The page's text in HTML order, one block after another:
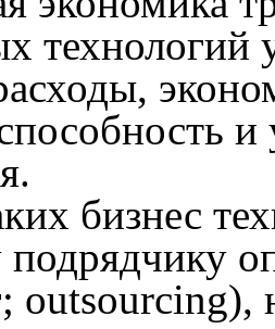
технологий
и
бизнес
подрядчику